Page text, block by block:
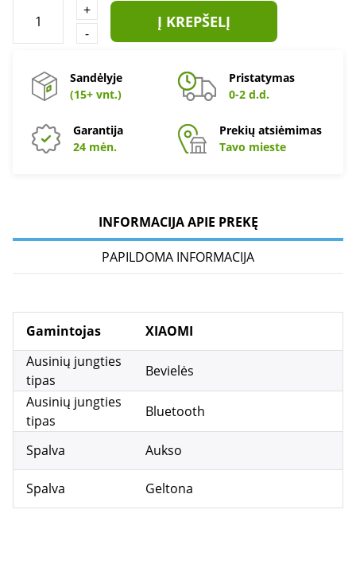
+
-
Į KREPŠELĮ
Sandėlyje
(15+ vnt.)
Pristatymas
0-2 d.d.
Garantija
24 mėn.
Prekių atsiėmimas
Tavo mieste
INFORMACIJA APIE PREKĘ
PAPILDOMA INFORMACIJA
Gamintojas
XIAOMI
Ausinių jungties
tipas
Bevielės
Ausinių jungties
tipas
Bluetooth
Spalva Aukso
Spalva Geltona